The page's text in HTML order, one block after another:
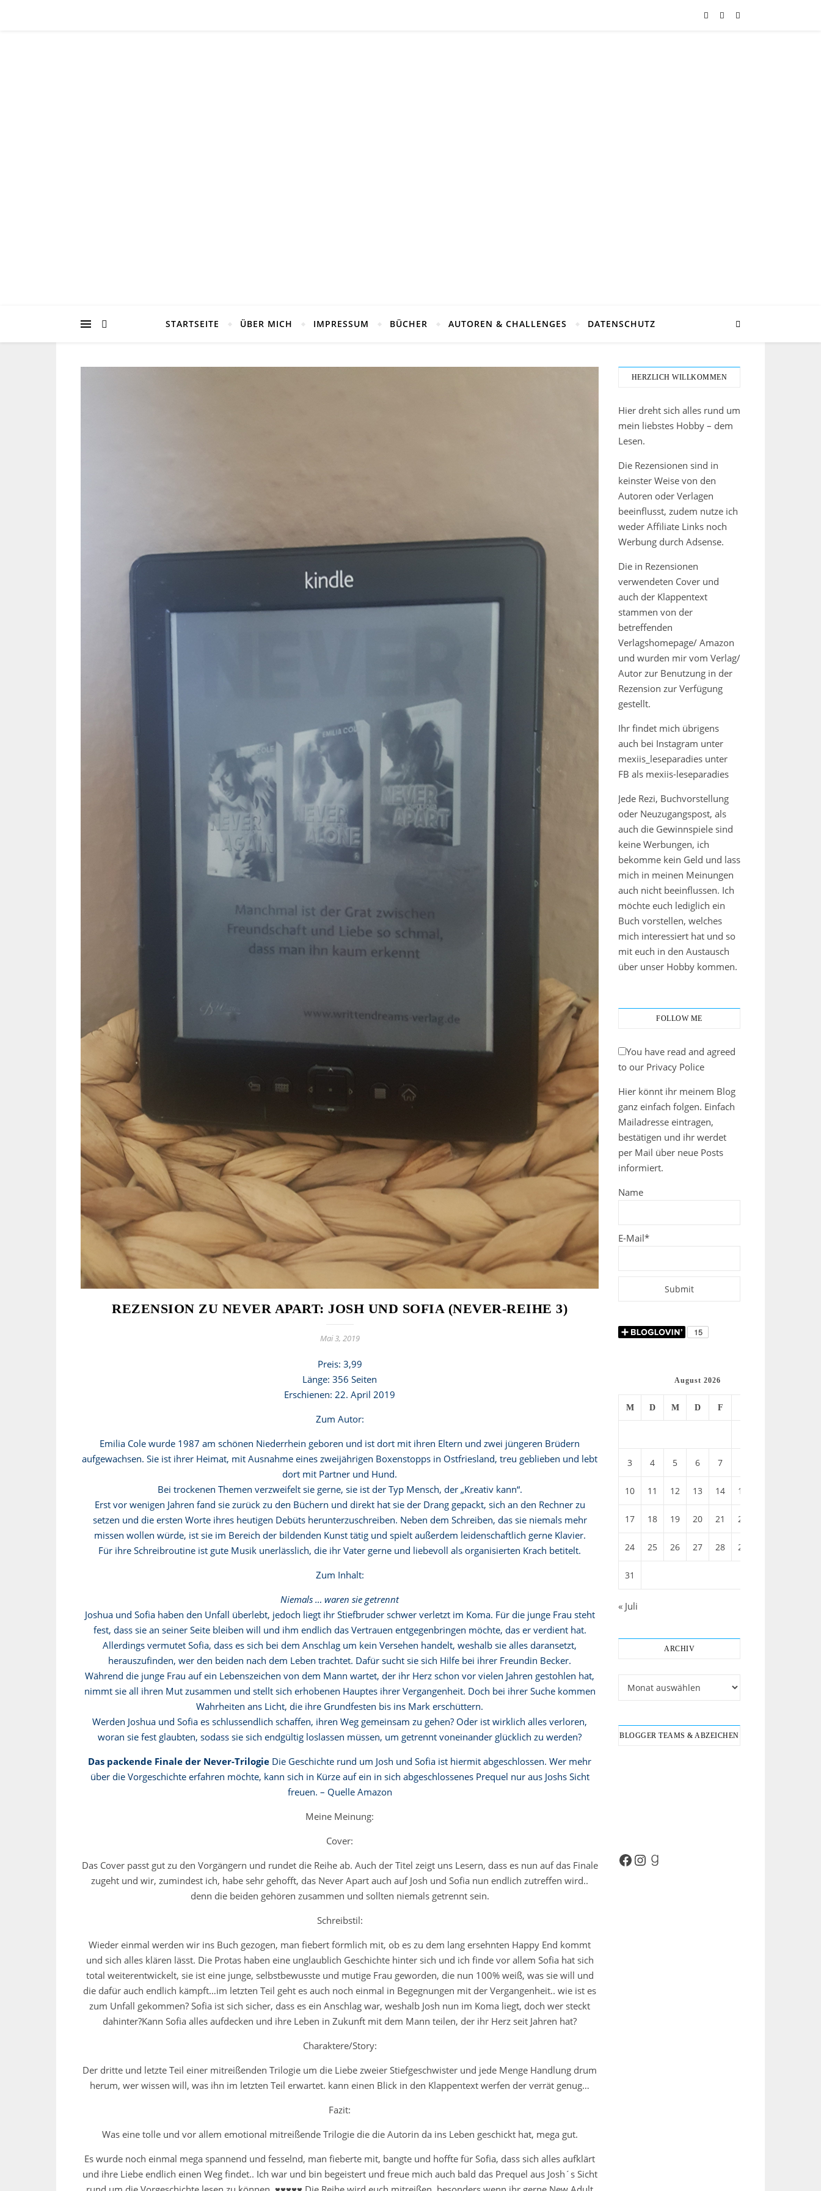
STARTSEITE ÜBER MICH IMPRESSUM BÜCHER AUTOREN & CHALLENGES DATENSCHUTZ
REZENSION ZU NEVER APART: JOSH UND SOFIA (NEVER-REIHE 3)
Mai 3, 2019
Preis: 3,99
Länge: 356 Seiten
Erschienen: 22. April 2019
Zum Autor:
Emilia Cole wurde 1987 am schönen Niederrhein geboren und ist dort mit ihren Eltern und zwei jüngeren Brüdern
aufgewachsen. Sie ist ihrer Heimat, mit Ausnahme eines zweijährigen Boxenstopps in Ostfriesland, treu geblieben und lebt
dort mit Partner und Hund.
Bei trockenen Themen verzweifelt sie gerne, sie ist der Typ Mensch, der „Kreativ kann“.
Erst vor wenigen Jahren fand sie zurück zu den Büchern und direkt hat sie der Drang gepackt, sich an den Rechner zu
setzen und die ersten Worte ihres heutigen Debüts herunterzuschreiben. Neben dem Schreiben, das sie niemals mehr
missen wollen würde, ist sie im Bereich der bildenden Kunst tätig und spielt außerdem leidenschaftlich gerne Klavier.
Für ihre Schreibroutine ist gute Musik unerlässlich, die ihr Vater gerne und liebevoll als organisierten Krach betitelt.
Zum Inhalt:
Niemals … waren sie getrennt
Joshua und Sofia haben den Unfall überlebt, jedoch liegt ihr Stiefbruder schwer verletzt im Koma. Für die junge Frau steht
fest, dass sie an seiner Seite bleiben will und ihm endlich das Vertrauen entgegenbringen möchte, das er verdient hat.
Allerdings vermutet Sofia, dass es sich bei dem Anschlag um kein Versehen handelt, weshalb sie alles daransetzt,
herauszufinden, wer den beiden nach dem Leben trachtet. Dafür sucht sie sich Hilfe bei ihrer Freundin Becker.
Während die junge Frau auf ein Lebenszeichen von dem Mann wartet, der ihr Herz schon vor vielen Jahren gestohlen hat,
nimmt sie all ihren Mut zusammen und stellt sich erhobenen Hauptes ihrer Vergangenheit. Doch bei ihrer Suche kommen
Wahrheiten ans Licht, die ihre Grundfesten bis ins Mark erschüttern.
Werden Joshua und Sofia es schlussendlich schaffen, ihren Weg gemeinsam zu gehen? Oder ist wirklich alles verloren,
woran sie fest glaubten, sodass sie sich endgültig loslassen müssen, um getrennt voneinander glücklich zu werden?
Das packende Finale der Never-Trilogie Die Geschichte rund um Josh und Sofia ist hiermit abgeschlossen. Wer mehr
über die Vorgeschichte erfahren möchte, kann sich in Kürze auf ein in sich abgeschlossenes Prequel nur aus Joshs Sicht
freuen. – Quelle Amazon
Meine Meinung:
Cover:
Das Cover passt gut zu den Vorgängern und rundet die Reihe ab. Auch der Titel zeigt uns Lesern, dass es nun auf das Finale
zugeht und wir, zumindest ich, habe sehr gehofft, das Never Apart auch auf Josh und Sofia nun endlich zutreffen wird..
denn die beiden gehören zusammen und sollten niemals getrennt sein.
Schreibstil:
Wieder einmal werden wir ins Buch gezogen, man fiebert förmlich mit, ob es zu dem lang ersehnten Happy End kommt
und sich alles klären lässt. Die Protas haben eine unglaublich Geschichte hinter sich und ich finde vor allem Sofia hat sich
total weiterentwickelt, sie ist eine junge, selbstbewusste und mutige Frau geworden, die nun 100% weiß, was sie will und
die dafür auch endlich kämpft…im letzten Teil geht es auch noch einmal in Begegnungen mit der Vergangenheit.. wie ist es
zum Unfall gekommen? Sofia ist sich sicher, dass es ein Anschlag war, weshalb Josh nun im Koma liegt, doch wer steckt
dahinter?Kann Sofia alles aufdecken und ihre Leben in Zukunft mit dem Mann teilen, der ihr Herz seit Jahren hat?
Charaktere/Story:
Der dritte und letzte Teil einer mitreißenden Trilogie um die Liebe zweier Stiefgeschwister und jede Menge Handlung drum
herum, wer wissen will, was ihn im letzten Teil erwartet. kann einen Blick in den Klappentext werfen der verrät genug…
Fazit:
Was eine tolle und vor allem emotional mitreißende Trilogie die die Autorin da ins Leben geschickt hat, mega gut.
Es wurde noch einmal mega spannend und fesselnd, man fieberte mit, bangte und hoffte für Sofia, dass sich alles aufklärt
und ihre Liebe endlich einen Weg findet.. Ich war und bin begeistert und freue mich auch bald das Prequel aus Josh´s Sicht
HERZLICH WILLKOMMEN
Hier dreht sich alles rund um
mein liebstes Hobby – dem
Lesen.
Die Rezensionen sind in
keinster Weise von den
Autoren oder Verlagen
beeinflusst, zudem nutze ich
weder Affiliate Links noch
Werbung durch Adsense.
Die in Rezensionen
verwendeten Cover und
auch der Klappentext
stammen von der
betreffenden
Verlagshomepage/ Amazon
und wurden mir vom Verlag/
Autor zur Benutzung in der
Rezension zur Verfügung
gestellt.
Ihr findet mich übrigens
auch bei Instagram unter
mexiis_leseparadies unter
FB als mexiis-leseparadies
Jede Rezi, Buchvorstellung
oder Neuzugangspost, als
auch die Gewinnspiele sind
keine Werbungen, ich
bekomme kein Geld und lass
mich in meinen Meinungen
auch nicht beeinflussen. Ich
möchte euch lediglich ein
Buch vorstellen, welches
mich interessiert hat und so
mit euch in den Austausch
über unser Hobby kommen.
FOLLOW ME
You have read and agreed
to our Privacy Police
Hier könnt ihr meinem Blog
ganz einfach folgen. Einfach
Mailadresse eintragen,
bestätigen und ihr werdet
per Mail über neue Posts
informiert.
Name
E-Mail*
August 2026
M D M D F
3 4 5 6 7
10 11 12 13 14 15
17 18 19 20 21 22
24 25 26 27 28 29
31
« Juli
ARCHIV
BLOGGER TEAMS & ABZEICHEN
Facebook
Instagram
Goodreads